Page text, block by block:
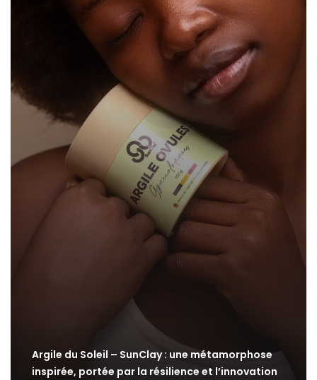
Argile du Soleil – SunClay : une métamorphose
inspirée, portée par la résilience et l’innovation